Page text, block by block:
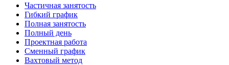
Частичная занятость
Гибкий график
Полная занятость
Полный день
Проектная работа
Сменный график
Вахтовый метод